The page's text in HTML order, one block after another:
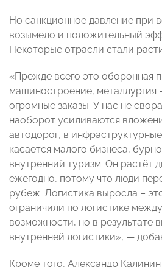
Но санкционное давление при
возымело и положительный
Некоторые отрасли стали
«Прежде всего это оборонная
машиностроение, металлургия
огромные заказы. У нас не
наоборот усиливаются
автодорог, в
касается малого бизнеса,
внутренний туризм. Он растёт
ежегодно, потому что люди
рубеж. Логистика выросла –
ограничили по логистике
возможности, но в результате
внутренней логистики», —
Кроме того, Александр